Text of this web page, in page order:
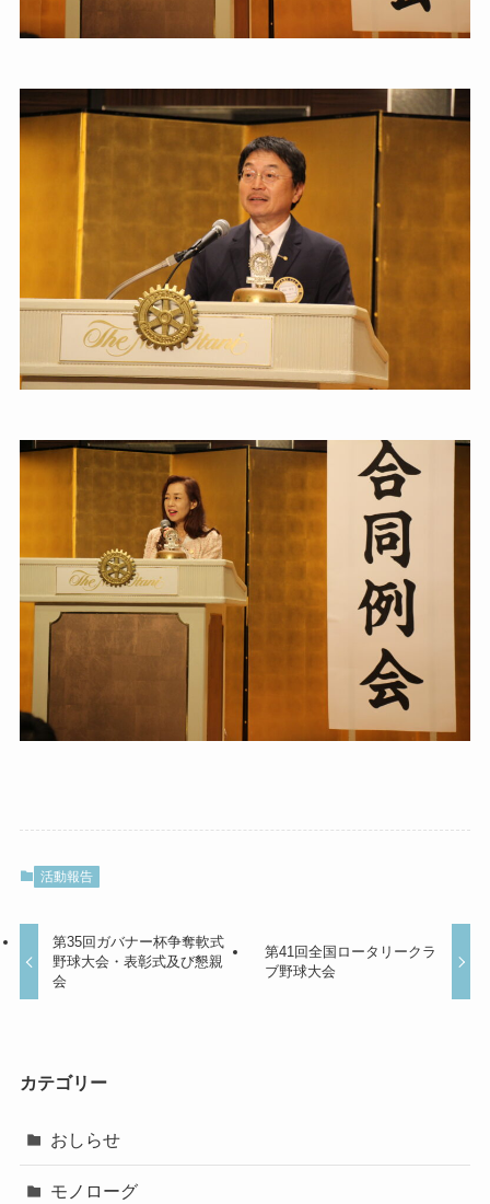
活動報告
第35回ガバナー杯争奪軟式
野球大会・表彰式及び懇親
会
第41回全国ロータリークラ
ブ野球大会
カテゴリー
おしらせ
モノローグ